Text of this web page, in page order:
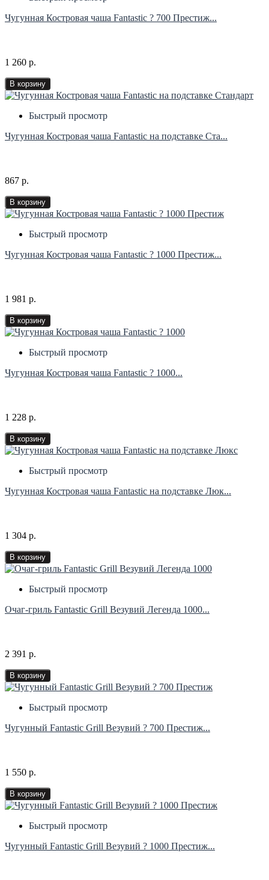
Чугунная Костровая чаша Fantastic ? 700 Престиж...
1 260 р.
В корзину
Быстрый просмотр
Чугунная Костровая чаша Fantastic на подставке Ста...
867 р.
В корзину
Быстрый просмотр
Чугунная Костровая чаша Fantastic ? 1000 Престиж...
1 981 р.
В корзину
Быстрый просмотр
Чугунная Костровая чаша Fantastic ? 1000...
1 228 р.
В корзину
Быстрый просмотр
Чугунная Костровая чаша Fantastic на подставке Люк...
1 304 р.
В корзину
Быстрый просмотр
Очаг-гриль Fantastic Grill Везувий Легенда 1000...
2 391 р.
В корзину
Быстрый просмотр
Чугунный Fantastic Grill Везувий ? 700 Престиж...
1 550 р.
В корзину
Быстрый просмотр
Чугунный Fantastic Grill Везувий ? 1000 Престиж...